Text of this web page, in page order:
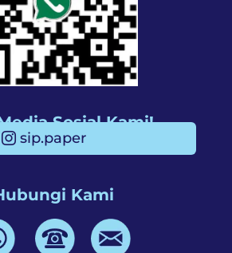
Sosial Kami!
sip.paper
Kami